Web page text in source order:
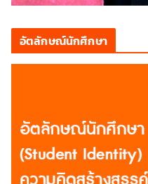
อัตลักษณ์นักศึกษา